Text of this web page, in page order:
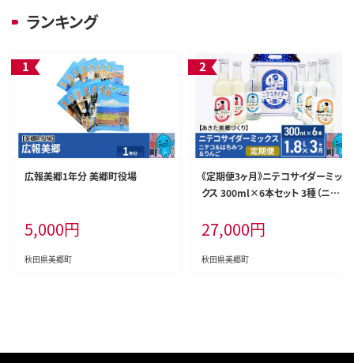
ランキング
広報美郷1年分 美郷町役場
5,000円
秋田県美郷町
《定期便3ヶ月》ニテコサイダーミッ
クス 300ml×6本セット 3種（ニテ
本、はちみつサイダー2本）あきた美
郷づくり
27,000円
秋田県美郷町